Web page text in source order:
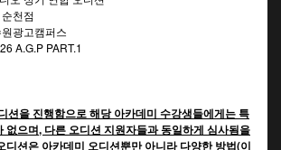
천점
광고캠퍼스
A.G.P PART.1
션을 진행함으로 해당 아카데미 수강생들에게는 특
없으며, 다른 오디션 지원자들과 동일하게 심사됨을
디션은 아카데미 오디션뿐만 아니라 다양한 방법(이